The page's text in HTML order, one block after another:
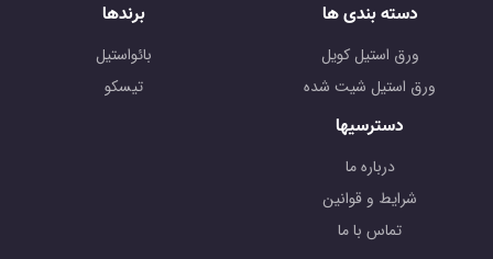
دسته بندی ها
ورق استیل کویل
ورق استیل شیت شده
برندها
بائواستیل
تیسکو
دسترسیها
درباره ما
شرایط و قوانین
تماس با ما